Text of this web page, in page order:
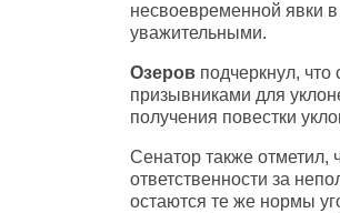
несвоевременной явки
уважительными.
Озеров подчеркнул,
призывниками для
получения повестки
Сенатор также отметил,
ответственности за
остаются те же нормы